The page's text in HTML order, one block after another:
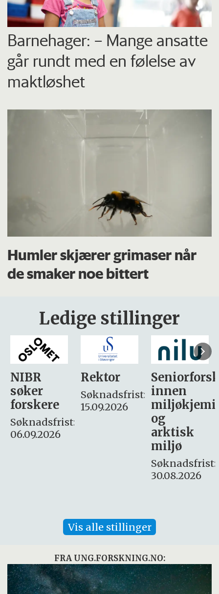
Barnehager: – Mange ansatte
går rundt med en følelse av
maktløshet
Humler skjærer grimaser når
de smaker noe bittert
Ledige stillinger
Rektor
Søknadsfrist:
15.09.2026
Seniorforsker
innen
miljøkjemi
søker
– fast
Søknadsfrist:
16. august.
Vis alle stillinger
FRA UNG.FORSKNING.NO: